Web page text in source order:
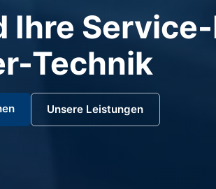
Ihre
Technik
Unsere Leistungen